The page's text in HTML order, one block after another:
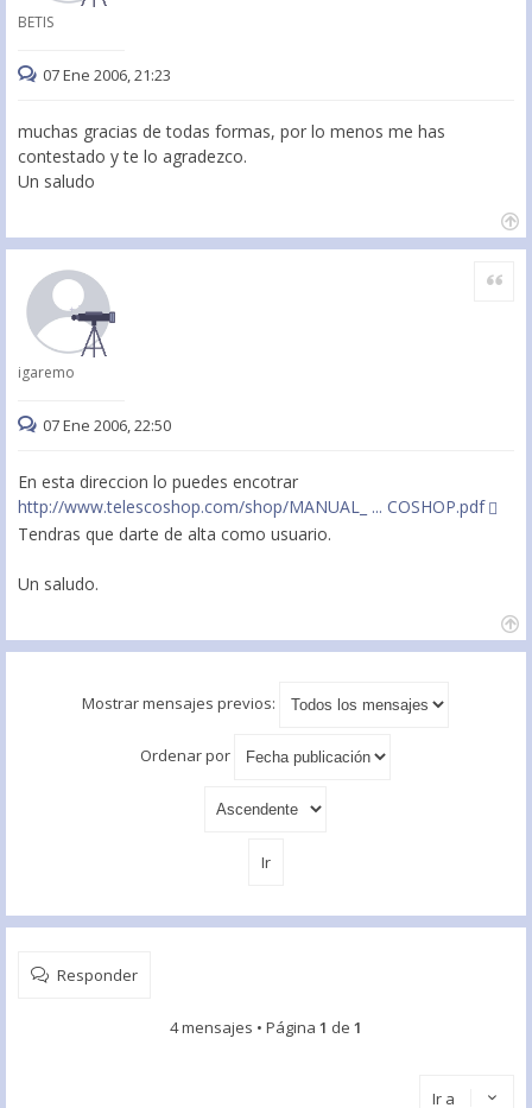
BETIS
07 Ene 2006, 21:23
muchas gracias de todas formas, por lo menos me has
contestado y te lo agradezco.
Un saludo
igaremo
Citar
07 Ene 2006, 22:50
En esta direccion lo puedes encotrar
http://www.telescoshop.com/shop/MANUAL_ ... COSHOP.pdf
Tendras que darte de alta como usuario.
Un saludo.
Mostrar mensajes previos:
Ordenar por
Responder
4 mensajes • Página 1 de 1
Ir a